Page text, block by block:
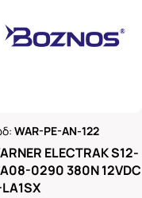
WAR-PE-AN-122
ELECTRAK S12-
0290 380N 12VDC